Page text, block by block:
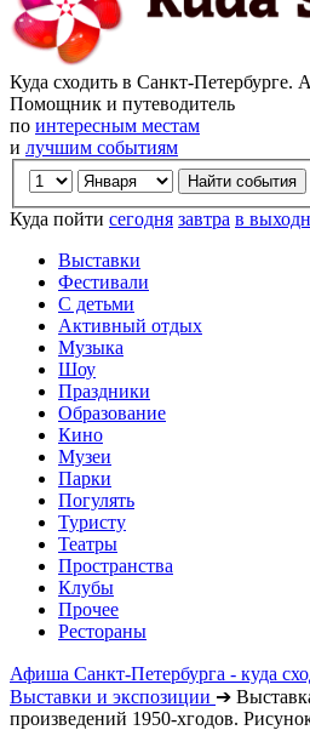
Куда сходить в Санкт-Петербурге.
Помощник и путеводитель
по интересным местам
и лучшим событиям
Куда пойти сегодня завтра в
Выставки
Фестивали
С детьми
Активный отдых
Музыка
Шоу
Праздники
Образование
Кино
Музеи
Парки
Погулять
Туристу
Театры
Пространства
Клубы
Прочее
Рестораны
Афиша Санкт-Петербурга - куда
Выставки и экспозиции ➔
произведений 1950-хгодов.